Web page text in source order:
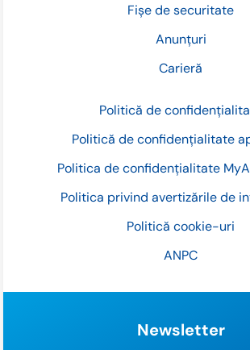
Fișe de securitate
Anunțuri
Carieră
Politică de
Politică de confidențialitate
Politica de confidențialitate
Politica privind avertizările de
Politică cookie-uri
ANPC
Newsletter